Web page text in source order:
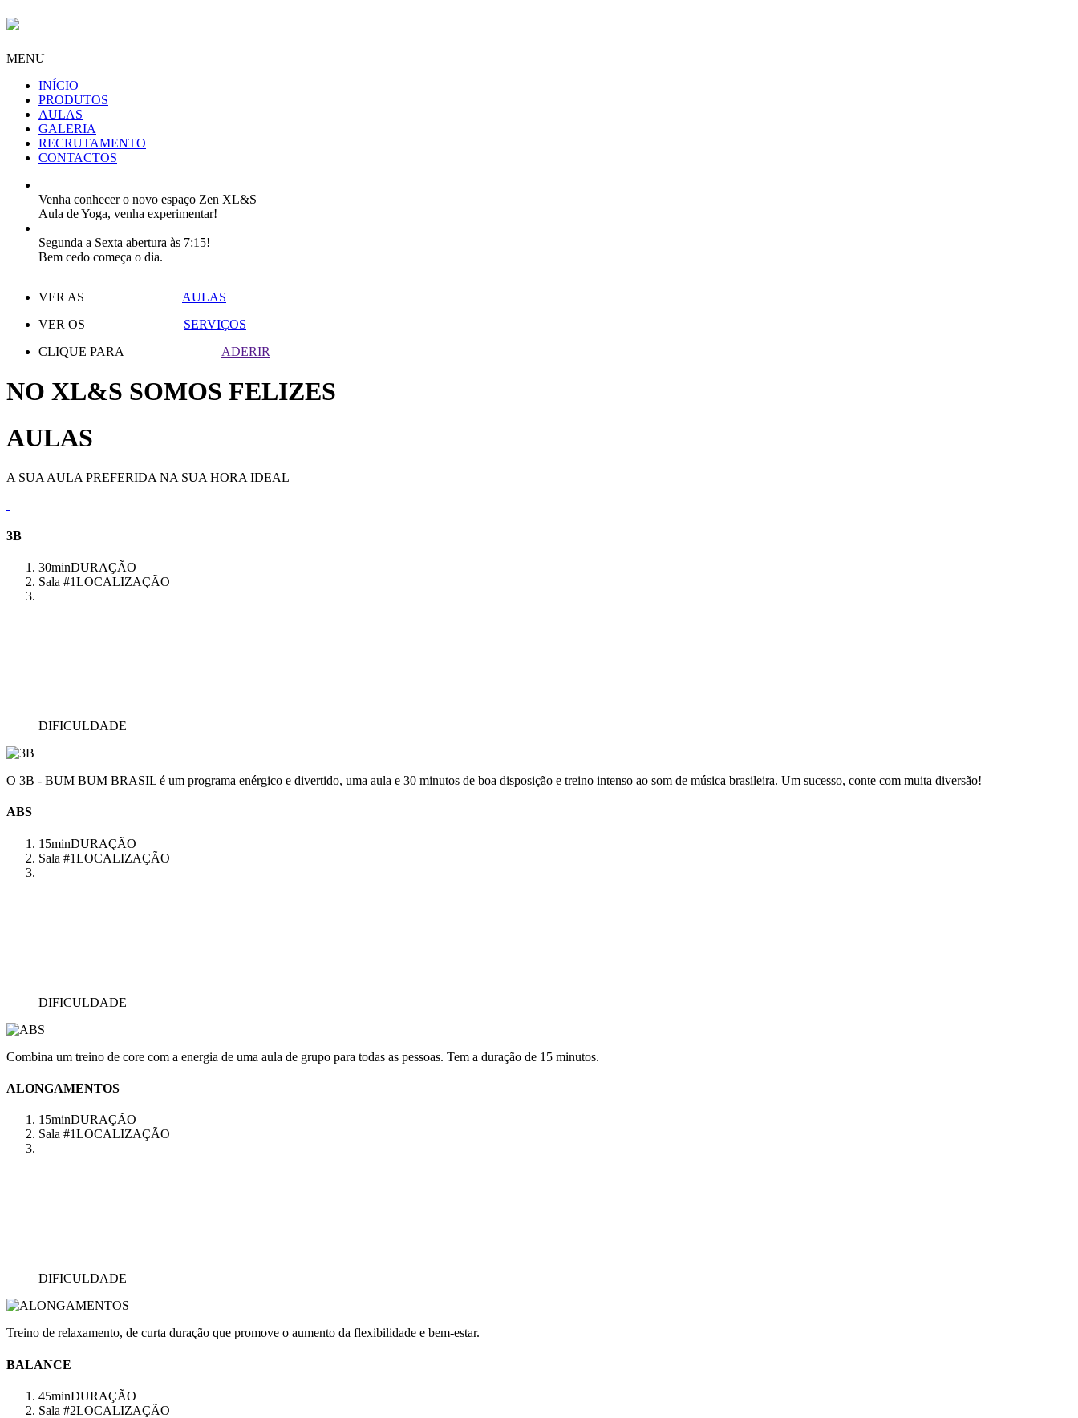
MENU
INÍCIO
PRODUTOS
AULAS
GALERIA
RECRUTAMENTO
CONTACTOS
Venha conhecer o novo espaço Zen XL&S
Aula de Yoga, venha experimentar!
Segunda a Sexta abertura às 7:15!
Bem cedo começa o dia.
VER AS
AULAS
VER OS
SERVIÇOS
CLIQUE PARA
ADERIR
NO XL&S SOMOS FELIZES
AULAS
A SUA AULA PREFERIDA NA SUA HORA IDEAL
3B
30minDURAÇÃO
Sala #1LOCALIZAÇÃO
DIFICULDADE
O 3B - BUM BUM BRASIL é um programa enérgico e divertido, uma aula e 30 minutos de boa disposição e treino intenso ao som de música brasileira. Um sucesso, conte com muita diversão!
ABS
15minDURAÇÃO
Sala #1LOCALIZAÇÃO
DIFICULDADE
Combina um treino de core com a energia de uma aula de grupo para todas as pessoas. Tem a duração de 15 minutos.
ALONGAMENTOS
15minDURAÇÃO
Sala #1LOCALIZAÇÃO
DIFICULDADE
Treino de relaxamento, de curta duração que promove o aumento da flexibilidade e bem-estar.
BALANCE
45minDURAÇÃO
Sala #2LOCALIZAÇÃO